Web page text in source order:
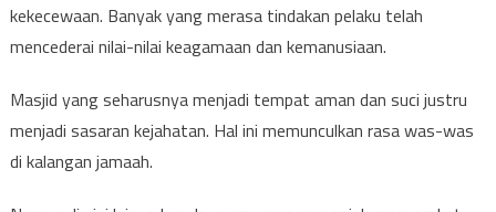
kekecewaan. Banyak yang merasa tindakan pelaku telah
mencederai nilai-nilai keagamaan dan kemanusiaan.
Masjid yang seharusnya menjadi tempat aman dan suci justru
menjadi sasaran kejahatan. Hal ini memunculkan rasa was-was
di kalangan jamaah.